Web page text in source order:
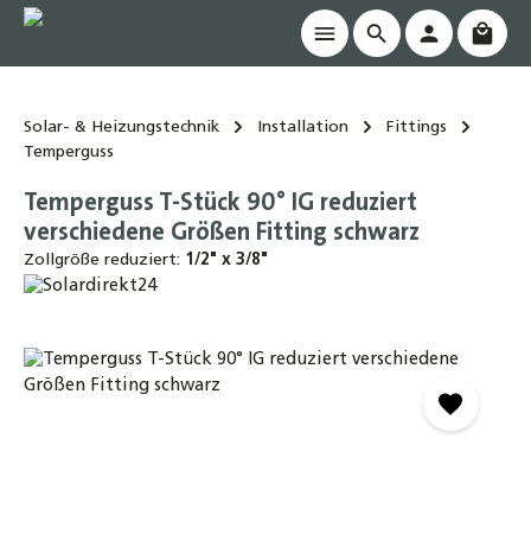
springen
Solar- & Heizungstechnik Installation
Fittings
Temperguss
Temperguss T-Stück 90° IG reduziert
verschiedene Größen Fitting schwarz
Zollgröße reduziert: 1/2" x 3/8"
Bildergalerie überspringen